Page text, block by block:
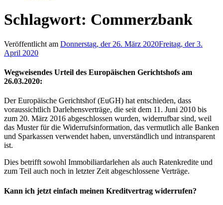
Schlagwort: Commerzbank
Veröffentlicht am Donnerstag, der 26. März 2020Freitag, der 3.
April 2020
Wegweisendes Urteil des Europäischen Gerichtshofs am
26.03.2020:
Der Europäische Gerichtshof (EuGH) hat entschieden, dass
voraussichtlich Darlehensverträge, die seit dem 11. Juni 2010 bis
zum 20. März 2016 abgeschlossen wurden, widerrufbar sind, weil
das Muster für die Widerrufsinformation, das vermutlich alle Banken
und Sparkassen verwendet haben, unverständlich und intransparent
ist.
Dies betrifft sowohl Immobiliardarlehen als auch Ratenkredite und
zum Teil auch noch in letzter Zeit abgeschlossene Verträge.
Kann ich jetzt einfach meinen Kreditvertrag widerrufen?